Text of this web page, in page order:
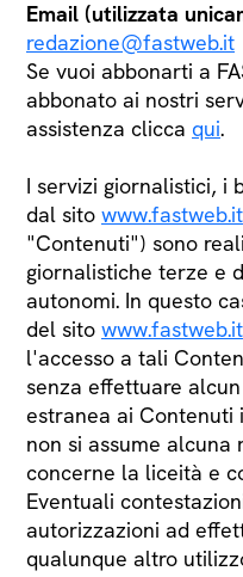
Email (utilizzata
redazione@fastweb.it
Se vuoi abbonarti a
abbonato ai nostri
assistenza clicca qui.
I servizi giornalistici, i
dal sito www.fastweb.it
"Contenuti") sono
giornalistiche terze e
autonomi. In questo
del sito www.fastweb.it
l'accesso a tali
senza effettuare
estranea ai Contenuti
non si assume
concerne la liceità e
Eventuali
autorizzazioni ad
qualunque altro